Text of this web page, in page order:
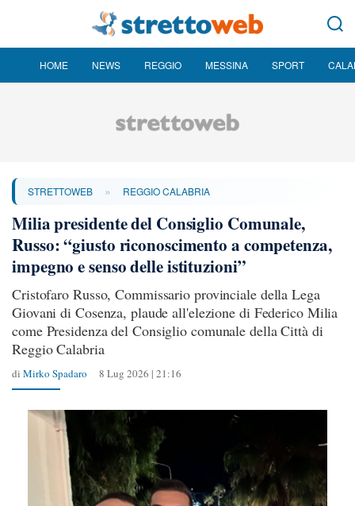
HOME NEWS REGGIO MESSINA SPORT
STRETTOWEB » REGGIO CALABRIA
Milia presidente del Consiglio Comunale,
Russo: “giusto riconoscimento a competenza,
impegno e senso delle istituzioni”
Cristofaro Russo, Commissario provinciale della Lega
Giovani di Cosenza, plaude all'elezione di Federico Milia
come Presidenza del Consiglio comunale della Città di
Reggio Calabria
di Mirko Spadaro 8 Lug 2026 | 21:16